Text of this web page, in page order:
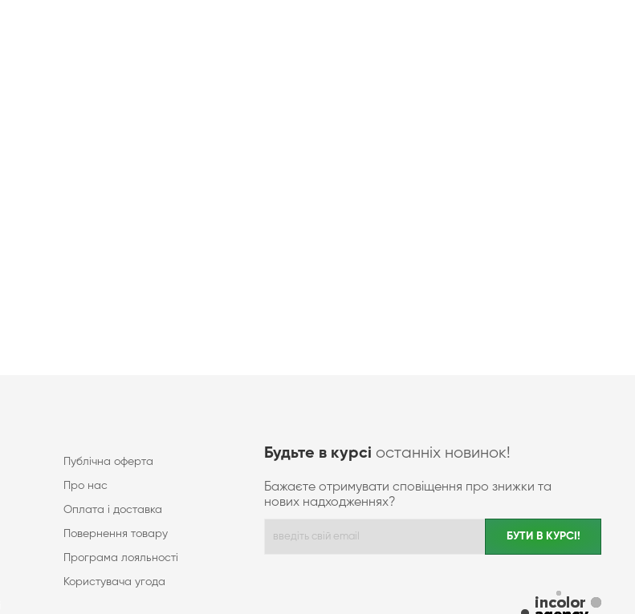
Публічна оферта
Про нас
Оплата і доставка
Повернення товару
Програма лояльності
Користувача угода
Будьте в курсі останніх новинок!
Бажаєте отримувати сповіщення про знижки та
нових надходженнях?